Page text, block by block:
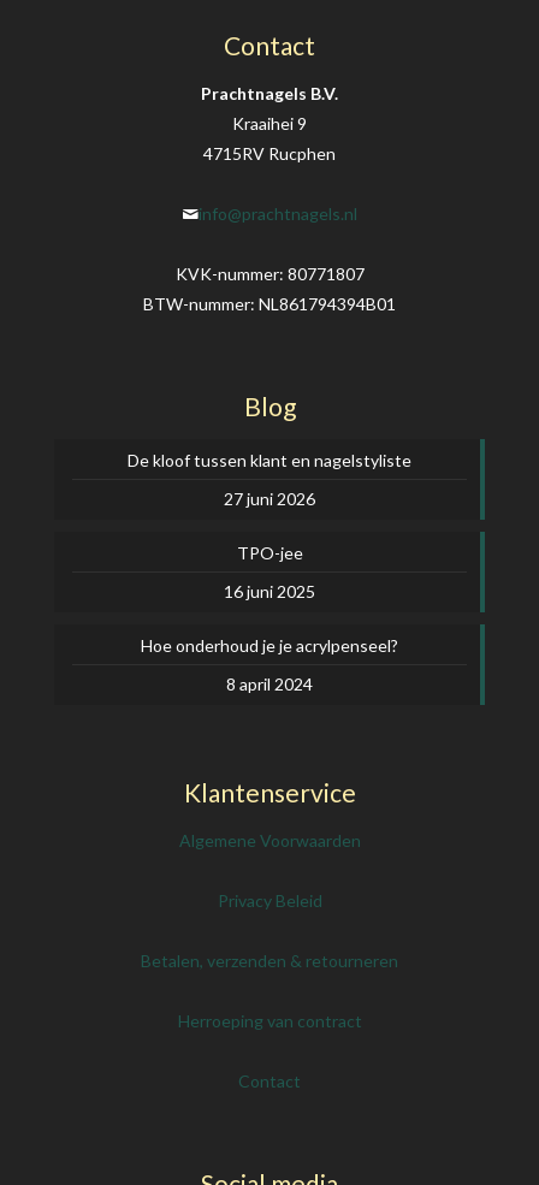
Contact
Prachtnagels B.V.
Kraaihei 9
4715RV Rucphen
info@prachtnagels.nl
KVK-nummer: 80771807
BTW-nummer: NL861794394B01
Blog
De kloof tussen klant en nagelstyliste
27 juni 2026
TPO-jee
16 juni 2025
Hoe onderhoud je je acrylpenseel?
8 april 2024
Klantenservice
Algemene Voorwaarden
Privacy Beleid
Betalen, verzenden & retourneren
Herroeping van contract
Contact